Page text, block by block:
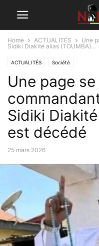
Home ACTUALITÉS
Une
Sidiki Diakité alias (TOUMBA)...
ACTUALITÉS Société
Une page
Sidiki
est décédé
25 mars 2026